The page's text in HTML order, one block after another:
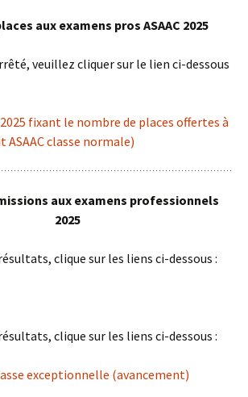
aux examens pros ASAAC 2025
veuillez cliquer sur le lien ci-dessous
fixant le nombre de places offertes à
ASAAC classe normale)
aux examens professionnels
2025
clique sur les liens ci-dessous :
clique sur les liens ci-dessous :
exceptionnelle (avancement)